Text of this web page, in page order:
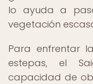
lo ayuda a
vegetación
Para enfrentar
estepas, el
capacidad de